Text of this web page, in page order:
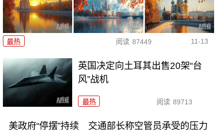
最热 阅读 87449 11-13
英国决定向土耳其出售20架“台
风”战机
最热 阅读 89713
美政府“停摆”持续 交通部长称空管员承受的压力